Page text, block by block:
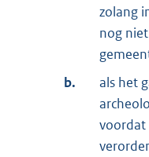
zolang
nog
b.
als het
voordat